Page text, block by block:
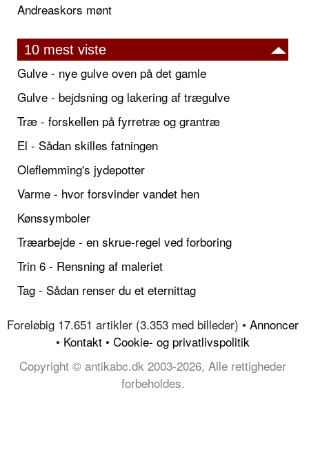
Andreaskors mønt
10 mest viste
Gulve - nye gulve oven på det gamle
Gulve - bejdsning og lakering af trægulve
Træ - forskellen på fyrretræ og grantræ
El - Sådan skilles fatningen
Oleflemming's jydepotter
Varme - hvor forsvinder vandet hen
Kønssymboler
Træarbejde - en skrue-regel ved forboring
Trin 6 - Rensning af maleriet
Tag - Sådan renser du et eternittag
Foreløbig 17.651 artikler (3.353 med billeder) • Annoncer
• Kontakt • Cookie- og privatlivspolitik
Copyright © antikabc.dk 2003-2026, Alle rettigheder
forbeholdes.